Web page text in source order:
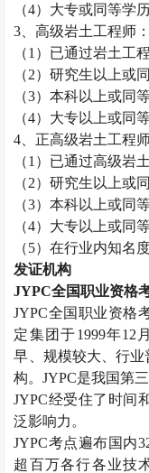
（4）大专或同等学
3、高级岩土工程师 ：
（1）已通过岩土工
（2）研究生以上或
（3）本科以上或同
（4）大专以上或同
4、正高级岩土工程
（1）已通过高级岩
（2）研究生以上或
（3）本科以上或同
（4）大专以上或同
（5）在行业内知名
发证机构
JYPC全国职业资格
JYPC全国职业资格
定集团于1999年12
早、规模较大、行
构。JYPC是我国第
JYPC经受住了时间
泛影响力。
JYPC考点遍布国内
超百万各行各业技